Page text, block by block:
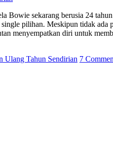
Bowie sekarang berusia 24
pilihan. Meskipun tidak ada
menyempatkan diri untuk
Ulang Tahun Sendirian 7